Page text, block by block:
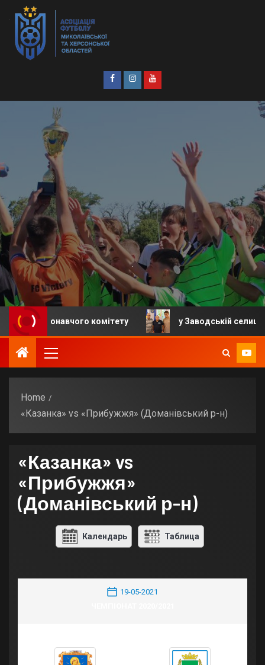
виконавчого комітету у Заводській селищній
Home
«Казанка» vs «Прибужжя» (Доманівський р-н)
«Казанка» vs
«Прибужжя»
(Доманівський р-н)
Календарь Таблица
19-05-2021